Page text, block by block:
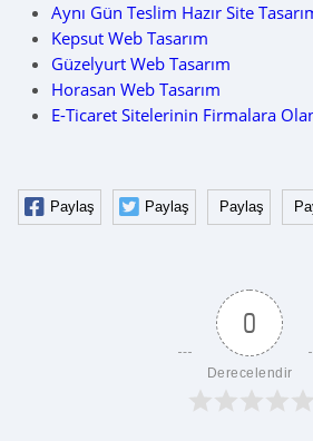
Aynı Gün Teslim Hazır Site
Kepsut Web Tasarım
Güzelyurt Web Tasarım
Horasan Web Tasarım
E-Ticaret Sitelerinin Firmalara
Paylaş Paylaş Paylaş
0
Derecelendir